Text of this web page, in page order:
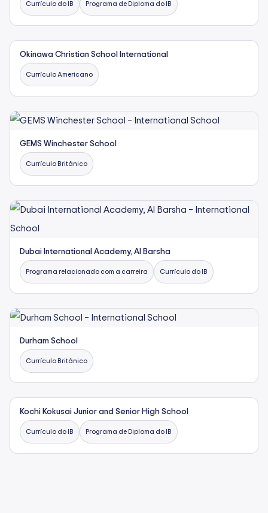
Currículo do IB Programa de Diploma do IB
Okinawa Christian School International
Currículo Americano
GEMS Winchester School
Currículo Britânico
Dubai International Academy, Al Barsha
Programa relacionado com a carreira Currículo do IB
Durham School
Currículo Britânico
Kochi Kokusai Junior and Senior High School
Currículo do IB Programa de Diploma do IB